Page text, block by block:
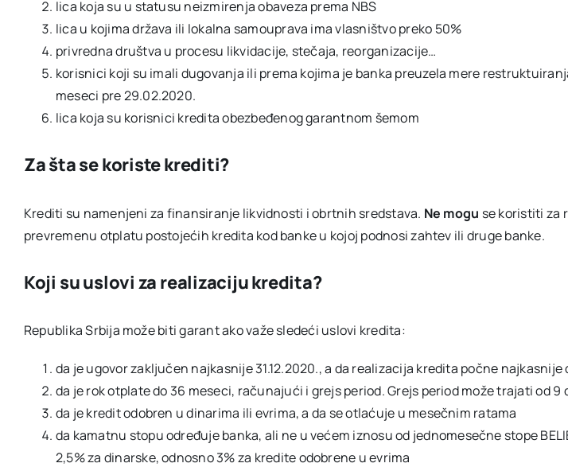
lica koja su u statusu neizmirenja obaveza prema NBS
lica u kojima država ili lokalna samouprava ima vlasništvo preko 50%
privredna društva u procesu likvidacije, stečaja, reorganizacije…
korisnici koji su imali dugovanja ili prema kojima je banka preuzela mere
meseci pre 29.02.2020.
lica koja su korisnici kredita obezbeđenog garantnom šemom
Za šta se koriste krediti?
Krediti su namenjeni za finansiranje likvidnosti i obrtnih sredstava. Ne mogu se koristiti za
prevremenu otplatu postojećih kredita kod banke u kojoj podnosi zahtev ili druge banke.
Koji su uslovi za realizaciju kredita?
Republika Srbija može biti garant ako važe sledeći uslovi kredita:
da je ugovor zaključen najkasnije 31.12.2020., a da realizacija kredita počne najkasnije
da je rok otplate do 36 meseci, računajući i grejs period. Grejs period može trajati od 9
da je kredit odobren u dinarima ili evrima, a da se otlaćuje u mesečnim ratama
da kamatnu stopu određuje banka, ali ne u većem iznosu od jednomesečne stope
2,5% za dinarske, odnosno 3% za kredite odobrene u evrima